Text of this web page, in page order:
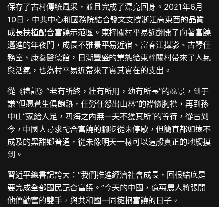
保存了古村傳統風采，並且完成了漂亮回身。2021年6月
10日，中共中心和國務院結合發文支撐浙江高東西的品質
成長扶植配合富饒示范區。東梓關村平易近翻開了向著富饒
邁進的年夜門，成長不雅景平易近宿、富春江攝影、古琴任
務室、康養醫德館，日漸豐盛的業態給東梓關村帶來了人氣
與活氣，也為村平易近帶來了實其實在的支出。
從《禮記》“老有所終，壯有所用，幼有所長”的愿景，到于
謙“但愿蒼生俱飽熱，任勞任怨出山林”的襟懷胸襟，再到孫
中山“家給人足，四海之內無一夫不獲其所”的等待，從古到
今，中國人尋求配合富饒的腳步從未停歇，但簡直都如遠不
成及的黑甜鄉普通，從未像明天一樣可以這般真正的地觸摸
到。
習近平總書記誇大：“我們推進經濟社會成長，回根結底是
要完成全部國民配合富饒。”今天的中國，億萬農人將張開
他們勤奮的雙手，與共和國一同擁抱富饒的日子。